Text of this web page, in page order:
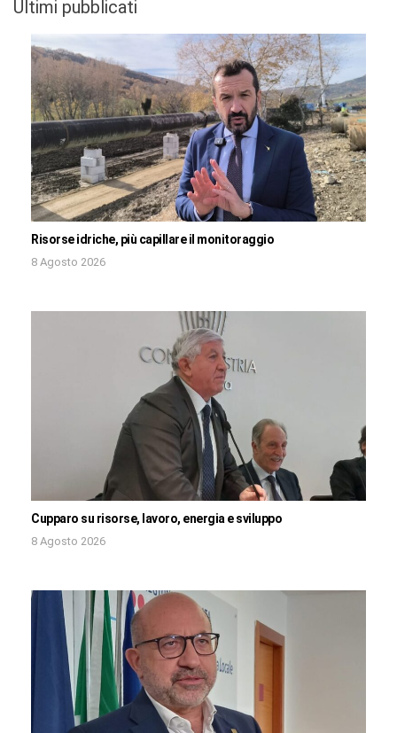
Ultimi pubblicati
Risorse idriche, più capillare il monitoraggio
8 Agosto 2026
Cupparo su risorse, lavoro, energia e sviluppo
8 Agosto 2026